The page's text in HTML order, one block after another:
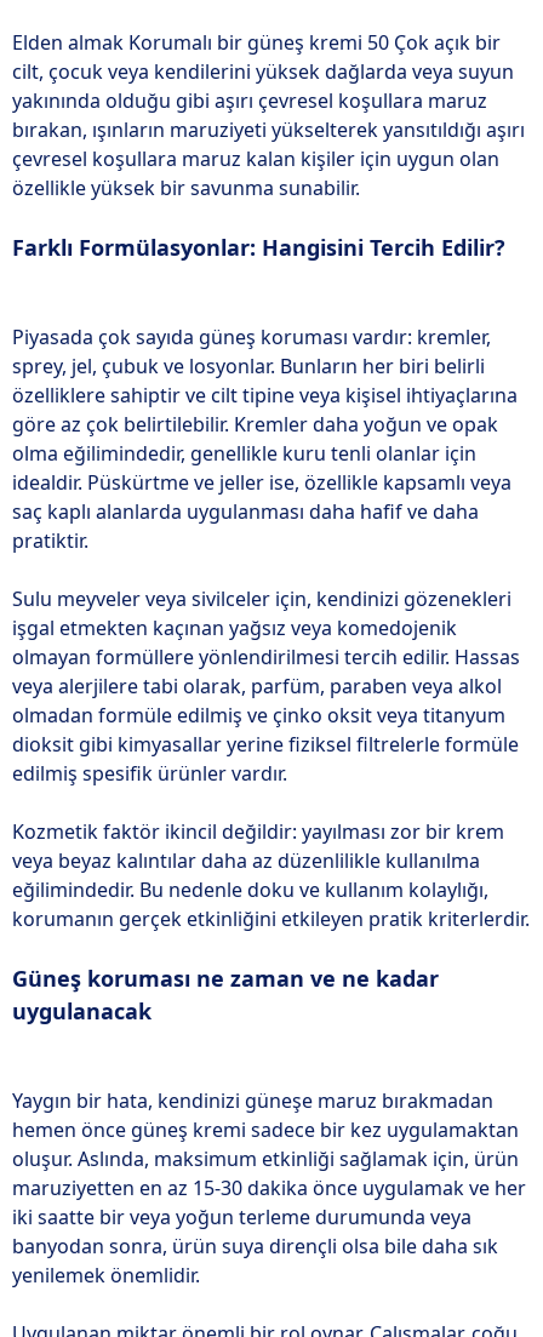
Elden almak Korumalı bir güneş kremi 50 Çok açık bir
cilt, çocuk veya kendilerini yüksek dağlarda veya suyun
yakınında olduğu gibi aşırı çevresel koşullara maruz
bırakan, ışınların maruziyeti yükselterek yansıtıldığı aşırı
çevresel koşullara maruz kalan kişiler için uygun olan
özellikle yüksek bir savunma sunabilir.
Farklı Formülasyonlar: Hangisini Tercih Edilir?
Piyasada çok sayıda güneş koruması vardır: kremler,
sprey, jel, çubuk ve losyonlar. Bunların her biri belirli
özelliklere sahiptir ve cilt tipine veya kişisel ihtiyaçlarına
göre az çok belirtilebilir. Kremler daha yoğun ve opak
olma eğilimindedir, genellikle kuru tenli olanlar için
idealdir. Püskürtme ve jeller ise, özellikle kapsamlı veya
saç kaplı alanlarda uygulanması daha hafif ve daha
pratiktir.
Sulu meyveler veya sivilceler için, kendinizi gözenekleri
işgal etmekten kaçınan yağsız veya komedojenik
olmayan formüllere yönlendirilmesi tercih edilir. Hassas
veya alerjilere tabi olarak, parfüm, paraben veya alkol
olmadan formüle edilmiş ve çinko oksit veya titanyum
dioksit gibi kimyasallar yerine fiziksel filtrelerle formüle
edilmiş spesifik ürünler vardır.
Kozmetik faktör ikincil değildir: yayılması zor bir krem
veya beyaz kalıntılar daha az düzenlilikle kullanılma
eğilimindedir. Bu nedenle doku ve kullanım kolaylığı,
korumanın gerçek etkinliğini etkileyen pratik kriterlerdir.
Güneş koruması ne zaman ve ne kadar
uygulanacak
Yaygın bir hata, kendinizi güneşe maruz bırakmadan
hemen önce güneş kremi sadece bir kez uygulamaktan
oluşur. Aslında, maksimum etkinliği sağlamak için, ürün
maruziyetten en az 15-30 dakika önce uygulamak ve her
iki saatte bir veya yoğun terleme durumunda veya
banyodan sonra, ürün suya dirençli olsa bile daha sık
yenilemek önemlidir.